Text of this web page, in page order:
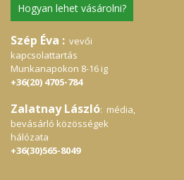
Hogyan lehet vásárolni?
Szép Éva : vevői
kapcsolattartás
Munkanapokon 8-16 ig
+36(20) 4705-784
Zalatnay László: média,
bevásárló közösségek
hálózata
+36(30)565-8049